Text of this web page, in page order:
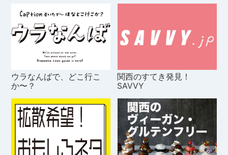
ウラなんばで、どこ行こ
か〜？
関西のすてき発見！
SAVVY